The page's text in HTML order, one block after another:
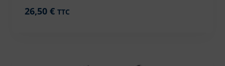
26,50 € TTC